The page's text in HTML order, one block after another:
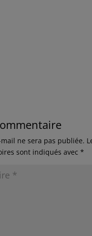
ne sera pas publiée.
sont indiqués avec *